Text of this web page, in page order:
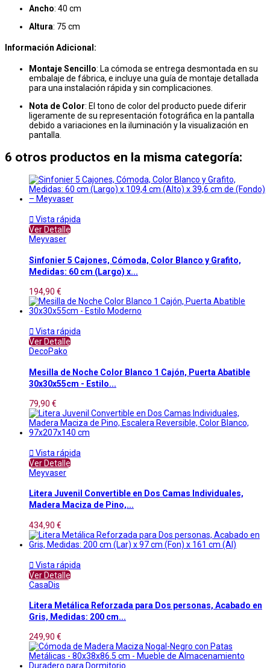
Ancho: 40 cm
Altura: 75 cm
Información Adicional:
Montaje Sencillo: La cómoda se entrega desmontada en su
embalaje de fábrica, e incluye una guía de montaje detallada
para una instalación rápida y sin complicaciones.
Nota de Color: El tono de color del producto puede diferir
ligeramente de su representación fotográfica en la pantalla
debido a variaciones en la iluminación y la visualización en
pantalla.
6 otros productos en la misma categoría:
 Vista rápida
Ver Detalle
Meyvaser
Sinfonier 5 Cajones, Cómoda, Color Blanco y Grafito,
Medidas: 60 cm (Largo) x...
194,90 €
 Vista rápida
Ver Detalle
DecoPako
Mesilla de Noche Color Blanco 1 Cajón, Puerta Abatible
30x30x55cm - Estilo...
79,90 €
 Vista rápida
Ver Detalle
Meyvaser
Litera Juvenil Convertible en Dos Camas Individuales,
Madera Maciza de Pino,...
434,90 €
 Vista rápida
Ver Detalle
CasaDis
Litera Metálica Reforzada para Dos personas, Acabado en
Gris, Medidas: 200 cm...
249,90 €